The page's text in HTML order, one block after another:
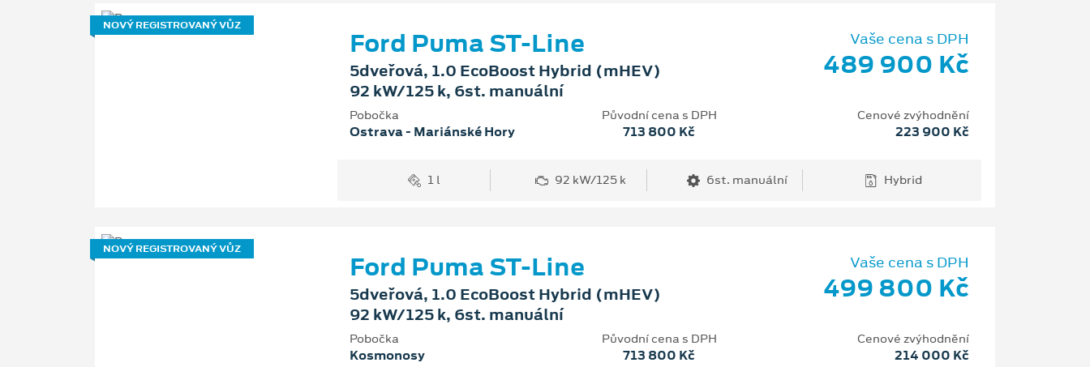
NOVÝ REGISTROVANÝ VŮZ
Ford Puma ST-Line
5dveřová, 1.0 EcoBoost Hybrid (mHEV)
92 kW/125 k, 6st. manuální
Vaše cena s DPH
489 900 Kč
Pobočka
Ostrava - Mariánské Hory
Původní cena s DPH
713 800 Kč
Cenové zvýhodnění
223 900 Kč
1 l 92 kW/125 k 6st. manuální Hybrid
NOVÝ REGISTROVANÝ VŮZ
Ford Puma ST-Line
5dveřová, 1.0 EcoBoost Hybrid (mHEV)
92 kW/125 k, 6st. manuální
Vaše cena s DPH
499 800 Kč
Pobočka
Kosmonosy
Původní cena s DPH
713 800 Kč
Cenové zvýhodnění
214 000 Kč